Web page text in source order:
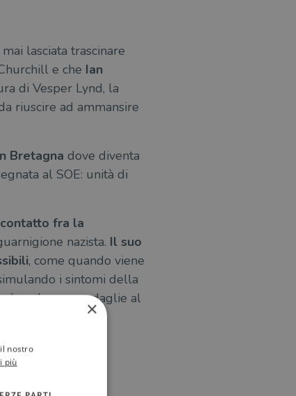
lasciata trascinare
e che Ian
di Vesper Lynd, la
riuscire ad ammansire
Bretagna dove diventa
al SOE: unità di
fra la
nazista. Il suo
, come quando viene
i sintomi della
le valgono medaglie al
×
nostro
più